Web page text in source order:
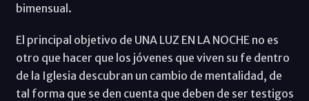
bimensual.
El principal objetivo de UNA LUZ EN LA NOCHE no es
otro que hacer que los jóvenes que viven su fe dentro
de la Iglesia descubran un cambio de mentalidad, de
tal forma que se den cuenta que deben de ser testigos